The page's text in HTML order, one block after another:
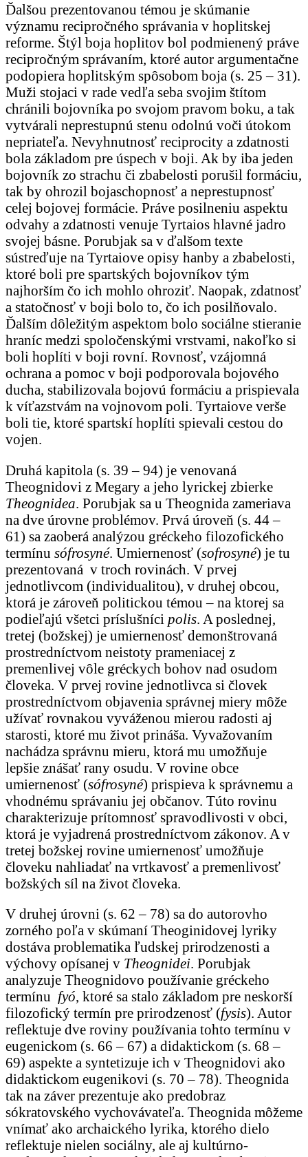
Ďalšou prezentovanou témou je skúmanie
významu recipročného správania v hoplitskej
reforme. Štýl boja hoplitov bol podmienený práve
recipročným správaním, ktoré autor argumentačne
podopiera hoplitským spôsobom boja (s. 25 – 31).
Muži stojaci v rade vedľa seba svojim štítom
chránili bojovníka po svojom pravom boku, a tak
vytvárali neprestupnú stenu odolnú voči útokom
nepriateľa. Nevyhnutnosť reciprocity a zdatnosti
bola základom pre úspech v boji. Ak by iba jeden
bojovník zo strachu či zbabelosti porušil formáciu,
tak by ohrozil bojaschopnosť a neprestupnosť
celej bojovej formácie. Práve posilneniu aspektu
odvahy a zdatnosti venuje Tyrtaios hlavné jadro
svojej básne. Porubjak sa v ďalšom texte
sústreďuje na Tyrtaiove opisy hanby a zbabelosti,
ktoré boli pre spartských bojovníkov tým
najhorším čo ich mohlo ohroziť. Naopak, zdatnosť
a statočnosť v boji bolo to, čo ich posilňovalo.
Ďalším dôležitým aspektom bolo sociálne stieranie
hraníc medzi spoločenskými vrstvami, nakoľko si
boli hoplíti v boji rovní. Rovnosť, vzájomná
ochrana a pomoc v boji podporovala bojového
ducha, stabilizovala bojovú formáciu a prispievala
k víťazstvám na vojnovom poli. Tyrtaiove verše
boli tie, ktoré spartskí hoplíti spievali cestou do
vojen.
Druhá kapitola (s. 39 – 94) je venovaná
Theognidovi z Megary a jeho lyrickej zbierke
Theognidea. Porubjak sa u Theognida zameriava
na dve úrovne problémov. Prvá úroveň (s. 44 –
61) sa zaoberá analýzou gréckeho filozofického
termínu sófrosyné. Umiernenosť (sofrosyné) je tu
prezentovaná v troch rovinách. V prvej
jednotlivcom (individualitou), v druhej obcou,
ktorá je zároveň politickou témou – na ktorej sa
podieľajú všetci príslušníci polis. A poslednej,
tretej (božskej) je umiernenosť demonštrovaná
prostredníctvom neistoty prameniacej z
premenlivej vôle gréckych bohov nad osudom
človeka. V prvej rovine jednotlivca si človek
prostredníctvom objavenia správnej miery môže
užívať rovnakou vyváženou mierou radosti aj
starosti, ktoré mu život prináša. Vyvažovaním
nachádza správnu mieru, ktorá mu umožňuje
lepšie znášať rany osudu. V rovine obce
umiernenosť (sófrosyné) prispieva k správnemu a
vhodnému správaniu jej občanov. Túto rovinu
charakterizuje prítomnosť spravodlivosti v obci,
ktorá je vyjadrená prostredníctvom zákonov. A v
tretej božskej rovine umiernenosť umožňuje
človeku nahliadať na vrtkavosť a premenlivosť
božských síl na život človeka.
V druhej úrovni (s. 62 – 78) sa do autorovho
zorného poľa v skúmaní Theoginidovej lyriky
dostáva problematika ľudskej prirodzenosti a
výchovy opísanej v Theognidei. Porubjak
analyzuje Theognidovo používanie gréckeho
termínu fyó, ktoré sa stalo základom pre neskorší
filozofický termín pre prirodzenosť (fysis). Autor
reflektuje dve roviny používania tohto termínu v
eugenickom (s. 66 – 67) a didaktickom (s. 68 –
69) aspekte a syntetizuje ich v Theognidovi ako
didaktickom eugenikovi (s. 70 – 78). Theognida
tak na záver prezentuje ako predobraz
sókratovského vychovávateľa. Theognida môžeme
vnímať ako archaického lyrika, ktorého dielo
reflektuje nielen sociálny, ale aj kultúrno-